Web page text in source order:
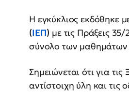
Η εγκύκλιος εκδόθηκε
(ΙΕΠ) με τις Πράξεις
σύνολο των μαθημάτων
Σημειώνεται ότι για τις
αντίστοιχη ύλη και τις